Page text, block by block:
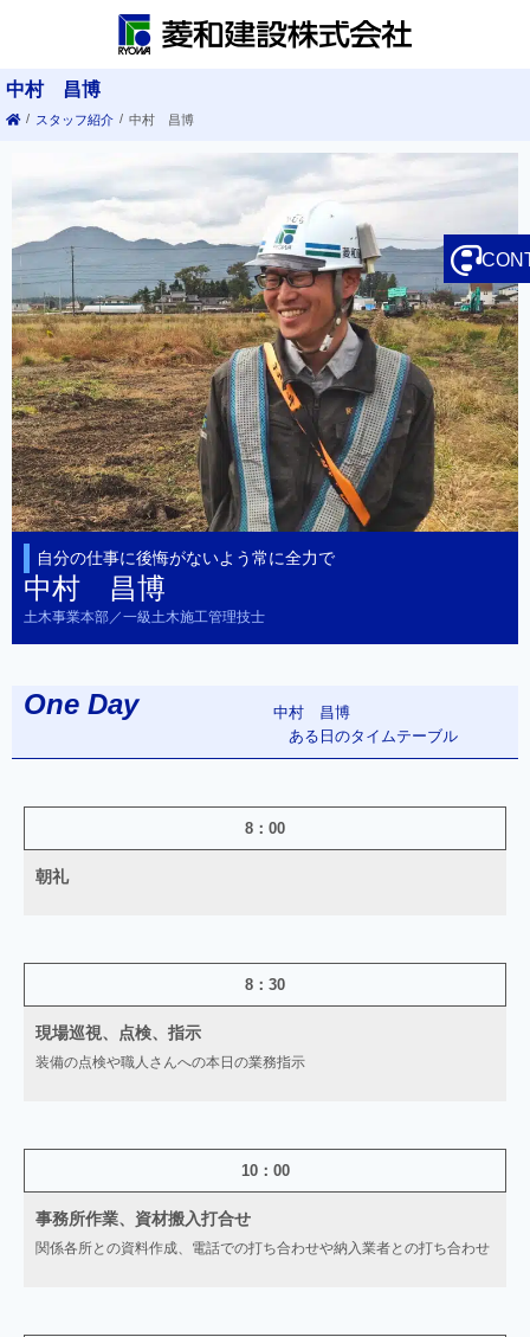
中村 昌博
/ スタッフ紹介 / 中村 昌博
自分の仕事に後悔がないよう常に全力で
中村 昌博
土木事業本部／一級土木施工管理技士
One Day
中村 昌博
ある日のタイムテーブル
8：00
朝礼
8：30
現場巡視、点検、指示
装備の点検や職人さんへの本日の業務指示
10：00
事務所作業、資材搬入打合せ
関係各所との資料作成、電話での打ち合わせや納入業者との打ち合わせ